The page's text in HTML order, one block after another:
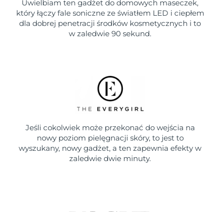
Uwielbiam ten gadżet do domowych maseczek,
który łączy fale soniczne ze światłem LED i ciepłem
dla dobrej penetracji środków kosmetycznych i to
w zaledwie 90 sekund.
Jeśli cokolwiek może przekonać do wejścia na
nowy poziom pielęgnacji skóry, to jest to
wyszukany, nowy gadżet, a ten zapewnia efekty w
zaledwie dwie minuty.